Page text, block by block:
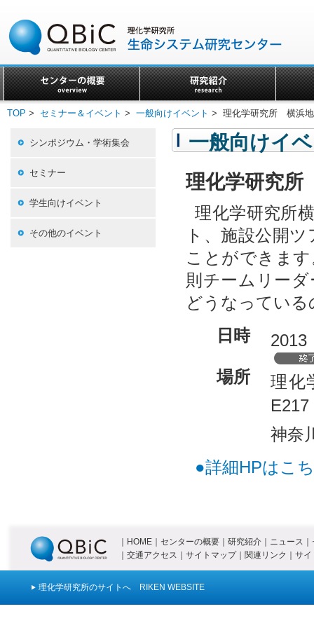
TOP > セミナー＆イベント > 一般向けイベント > 理化学研究所 横浜
シンポジウム・学術集会
セミナー
学生向けイベント
その他のイベント
一般向けイ
理化学研究
理化学研究所
ト、施設公開
ことができま
則チームリー
どうなっている
日時
場所
理化
E217
神奈
●詳細HPはこ
HOME｜ センターの概要｜ 研究紹介｜ ニュース
交通アクセス サイトマップ｜ 関連リンク サイ
理化学研究所のサイトへ RIKEN WEBSITE